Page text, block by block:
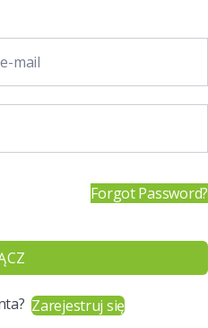
Forgot Password?
Zarejestruj się